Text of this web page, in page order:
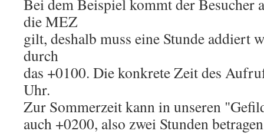
Bei dem Beispiel kommt der Besucher
die MEZ
gilt, deshalb muss eine Stunde addiert
durch
das +0100. Die konkrete Zeit des
Uhr.
Zur Sommerzeit kann in unseren
auch +0200, also zwei Stunden